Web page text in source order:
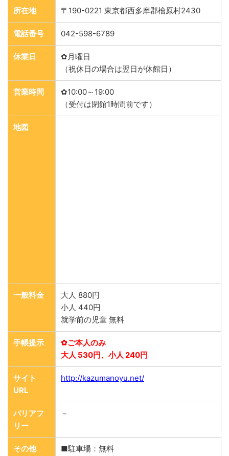
所在地 〒190-0221 東京都西多摩郡檜原村2430
電話番号 042-598-6789
休業日
✿月曜日
（祝休日の場合は翌日が休館日）
営業時間
✿10:00～19:00
（受付は閉館1時間前です）
地図
一般料金
大人 880円
小人 440円
就学前の児童 無料
手帳提示
✿ご本人のみ
大人 530円、小人 240円
サイト
URL
http://kazumanoyu.net/
バリアフ
リー
－
その他 ■駐車場：無料